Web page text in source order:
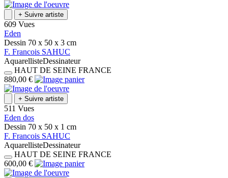
+ Suivre artiste
609 Vues
Eden
Dessin 70 x 50 x 3 cm
F. Francois SAHUC
AquarellisteDessinateur
HAUT DE SEINE FRANCE
880,00 €
+ Suivre artiste
511 Vues
Eden dos
Dessin 70 x 50 x 1 cm
F. Francois SAHUC
AquarellisteDessinateur
HAUT DE SEINE FRANCE
600,00 €